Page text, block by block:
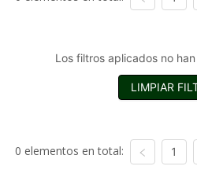
Los filtros aplicados no
LIMPIAR
0 elementos en total: 1